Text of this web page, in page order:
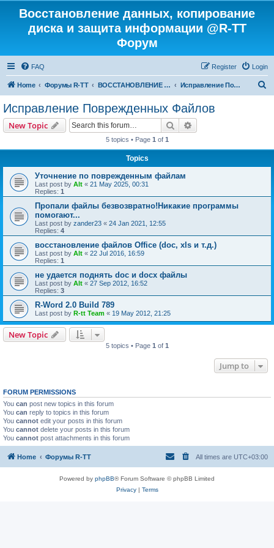
Восстановление данных, копирование
диска и защита информации @R-TT
Форум
FAQ Login
Register
Home Форумы R-TT ВОССТАНОВЛЕНИЕ ДАННЫХ И УДАЛЕННЫХ ФАЙЛОВ Исправление Поврежденных Файлов
Исправление Поврежденных Файлов
New Topic Search
5 topics • Page 1 of 1
Topics
Уточнение по поврежденным файлам
Last post by Alt « 21 May 2025, 00:31
Replies: 1
Пропали файлы безвозвратно!Никакие программы
помогают...
Last post by zander23 « 24 Jan 2021, 12:55
Replies: 4
восстановление файлов Office (doc, xls и т.д.)
Last post by Alt « 22 Jul 2016, 16:59
Replies: 1
не удается поднять doc и docx файлы
Last post by Alt « 27 Sep 2012, 16:52
Replies: 3
R-Word 2.0 Build 789
Last post by R-tt Team « 19 May 2012, 21:25
New Topic
5 topics • Page 1 of 1
Jump to
FORUM PERMISSIONS
You can post new topics in this forum
You can reply to topics in this forum
You cannot edit your posts in this forum
You cannot delete your posts in this forum
You cannot post attachments in this forum
Home Форумы R-TT All times are UTC+03:00
Powered by phpBB® Forum Software © phpBB Limited
Privacy| Terms